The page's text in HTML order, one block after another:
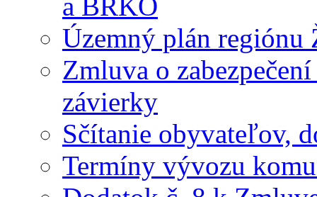
Územný plán regiónu
Zmluva o
závierky
Sčítanie obyvateľov,
Termíny vývozu